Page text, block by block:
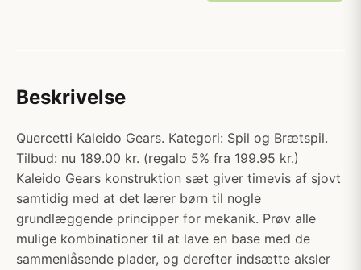
Beskrivelse
Quercetti Kaleido Gears. Kategori: Spil og Brætspil.
Tilbud: nu 189.00 kr. (regalo 5% fra 199.95 kr.)
Kaleido Gears konstruktion sæt giver timevis af sjovt
samtidig med at det lærer børn til nogle
grundlæggende principper for mekanik. Prøv alle
mulige kombinationer til at lave en base med de
sammenlåsende plader, og derefter indsætte aksler